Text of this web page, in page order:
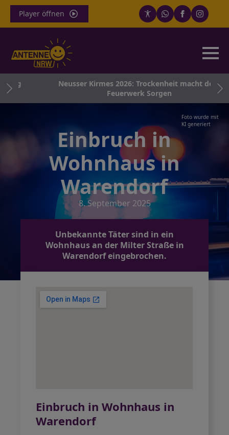
Player öffnen
Neusser Kirmes 2026: Trockenheit macht dem
Feuerwerk Sorgen
Foto wurde mit
KI generiert
Einbruch in
Wohnhaus in
Warendorf
8. September 2025
Unbekannte Täter sind in ein
Wohnhaus an der Milter Straße in
Warendorf eingebrochen.
Einbruch in Wohnhaus in
Warendorf